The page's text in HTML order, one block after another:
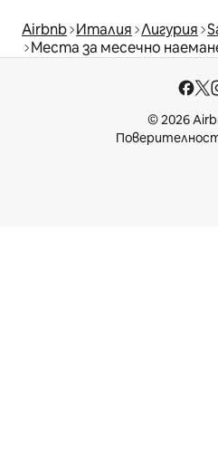
Airbnb Италия Лигурия
Места за месечно
© 2026